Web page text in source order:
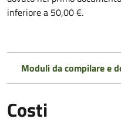
inferiore a 50,00 €.
Moduli da compilare e
Costi